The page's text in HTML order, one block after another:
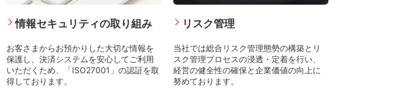
情報セキュリティの取り組み
お客さまからお預かりした大切な情報を
保護し、決済システムを安心してご利用
いただくため、「ISO27001」の認証を取
得しております。
リスク管理
当社では総合リスク管理態勢の構築とリ
スク管理プロセスの浸透・定着を行い、
経営の健全性の確保と企業価値の向上に
努めております。